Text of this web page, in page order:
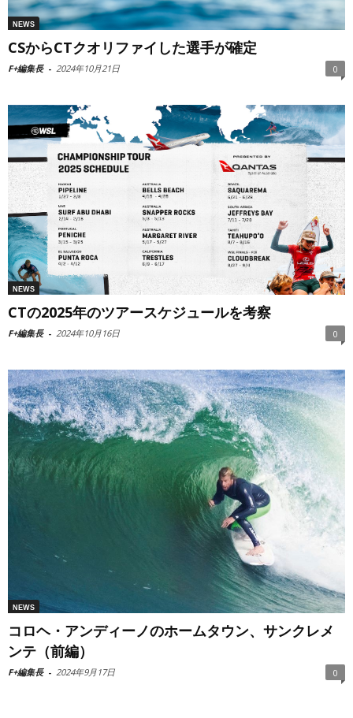
NEWS
CSからCTクオリファイした選手が確定
F+編集長 - 2024年10月21日 0
NEWS
CTの2025年のツアースケジュールを考察
F+編集長 - 2024年10月16日 0
NEWS
コロヘ・アンディーノのホームタウン、サンクレメ
ンテ（前編）
F+編集長 - 2024年9月17日 0